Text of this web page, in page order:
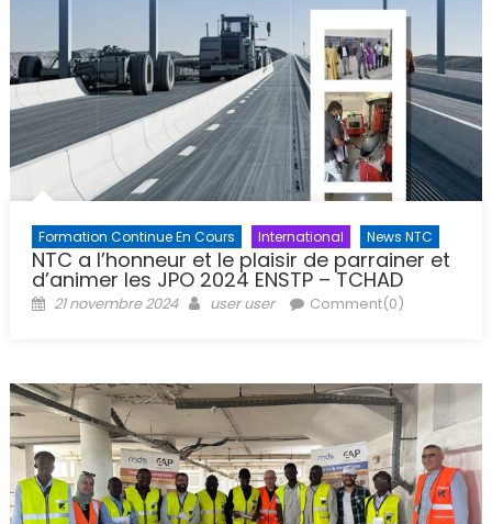
Formation Continue En Cours International News NTC
NTC a l’honneur et le plaisir de parrainer et
d’animer les JPO 2024 ENSTP – TCHAD
Posted
21 novembre 2024 Author
user user Comment(0)